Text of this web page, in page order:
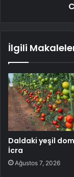
İlgili
Daldaki yeşil
İcra
Ağustos 7, 2026